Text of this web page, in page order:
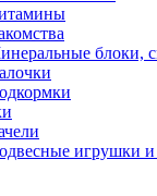
блоки,
игрушки